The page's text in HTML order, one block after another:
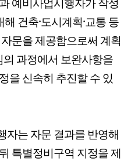
건축·도시계획·교통 등
문을 제공함으로써 계획
과정에서 보완사항을
을 신속히 추진할 수 있
자는 자문 결과를 반영해
특별정비구역 지정을 제